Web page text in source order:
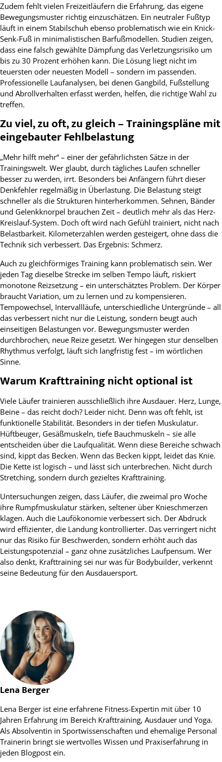
Zudem fehlt vielen Freizeitläufern die Erfahrung, das eigene
Bewegungsmuster richtig einzuschätzen. Ein neutraler Fußtyp
läuft in einem Stabilschuh ebenso problematisch wie ein Knick-
Senk-Fuß in minimalistischen Barfußmodellen. Studien zeigen,
dass eine falsch gewählte Dämpfung das Verletzungsrisiko um
bis zu 30 Prozent erhöhen kann. Die Lösung liegt nicht im
teuersten oder neuesten Modell – sondern im passenden.
Professionelle Laufanalysen, bei denen Gangbild, Fußstellung
und Abrollverhalten erfasst werden, helfen, die richtige Wahl zu
treffen.
Zu viel, zu oft, zu gleich – Trainingspläne mit
eingebauter Fehlbelastung
„Mehr hilft mehr“ – einer der gefährlichsten Sätze in der
Trainingswelt. Wer glaubt, durch tägliches Laufen schneller
besser zu werden, irrt. Besonders bei Anfängern führt dieser
Denkfehler regelmäßig in Überlastung. Die Belastung steigt
schneller als die Strukturen hinterherkommen. Sehnen, Bänder
und Gelenkknorpel brauchen Zeit – deutlich mehr als das Herz-
Kreislauf-System. Doch oft wird nach Gefühl trainiert, nicht nach
Belastbarkeit. Kilometerzahlen werden gesteigert, ohne dass die
Technik sich verbessert. Das Ergebnis: Schmerz.
Auch zu gleichförmiges Training kann problematisch sein. Wer
jeden Tag dieselbe Strecke im selben Tempo läuft, riskiert
monotone Reizsetzung – ein unterschätztes Problem. Der Körper
braucht Variation, um zu lernen und zu kompensieren.
Tempowechsel, Intervallläufe, unterschiedliche Untergründe – all
das verbessert nicht nur die Leistung, sondern beugt auch
einseitigen Belastungen vor. Bewegungsmuster werden
durchbrochen, neue Reize gesetzt. Wer hingegen stur denselben
Rhythmus verfolgt, läuft sich langfristig fest – im wörtlichen
Sinne.
Warum Krafttraining nicht optional ist
Viele Läufer trainieren ausschließlich ihre Ausdauer. Herz, Lunge,
Beine – das reicht doch? Leider nicht. Denn was oft fehlt, ist
funktionelle Stabilität. Besonders in der tiefen Muskulatur.
Hüftbeuger, Gesäßmuskeln, tiefe Bauchmuskeln – sie alle
entscheiden über die Laufqualität. Wenn diese Bereiche schwach
sind, kippt das Becken. Wenn das Becken kippt, leidet das Knie.
Die Kette ist logisch – und lässt sich unterbrechen. Nicht durch
Stretching, sondern durch gezieltes Krafttraining.
Untersuchungen zeigen, dass Läufer, die zweimal pro Woche
ihre Rumpfmuskulatur stärken, seltener über Knieschmerzen
klagen. Auch die Laufökonomie verbessert sich. Der Abdruck
wird effizienter, die Landung kontrollierter. Das verringert nicht
nur das Risiko für Beschwerden, sondern erhöht auch das
Leistungspotenzial – ganz ohne zusätzliches Laufpensum. Wer
also denkt, Krafttraining sei nur was für Bodybuilder, verkennt
seine Bedeutung für den Ausdauersport.
Lena Berger
Lena Berger ist eine erfahrene Fitness-Expertin mit über 10
Jahren Erfahrung im Bereich Krafttraining, Ausdauer und Yoga.
Als Absolventin in Sportwissenschaften und ehemalige Personal
Trainerin bringt sie wertvolles Wissen und Praxiserfahrung in
jeden Blogpost ein.